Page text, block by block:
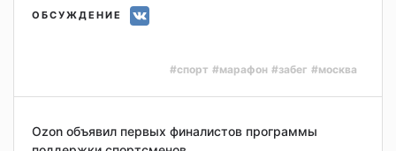
ОБСУЖДЕНИЕ
#спорт #марафон #забег #москва
Ozon объявил первых финалистов программы